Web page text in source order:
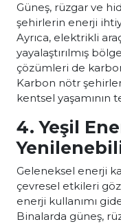
Güneş, rüzgar ve
şehirlerin enerji
Ayrıca, elektrikli
yayalaştırılmış
çözümleri de
Karbon nötr
kentsel yaşamının
4. Yeşil
Geleneksel enerji
çevresel etkileri
enerji kullanımı
Binalarda güneş,